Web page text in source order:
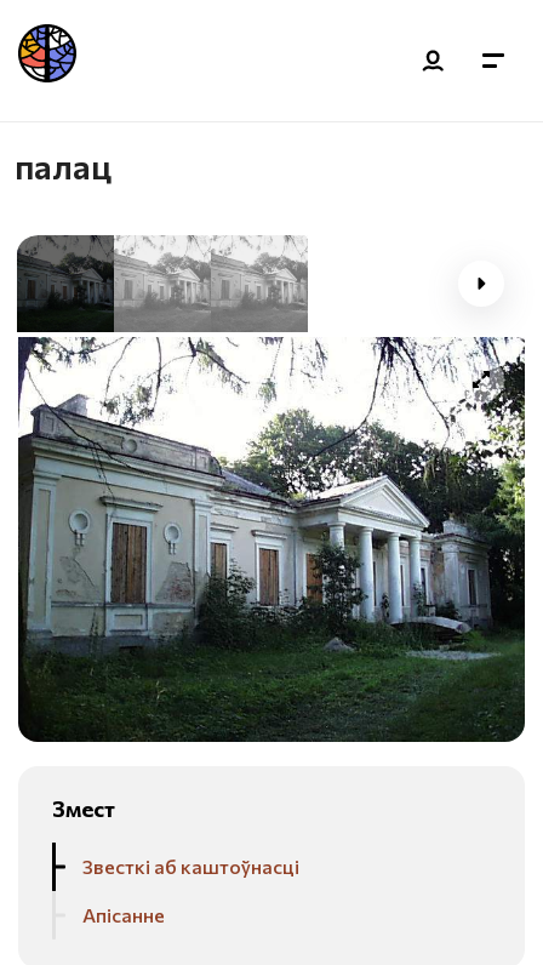
палац
Змест
Звесткі аб каштоўнасці
Апісанне